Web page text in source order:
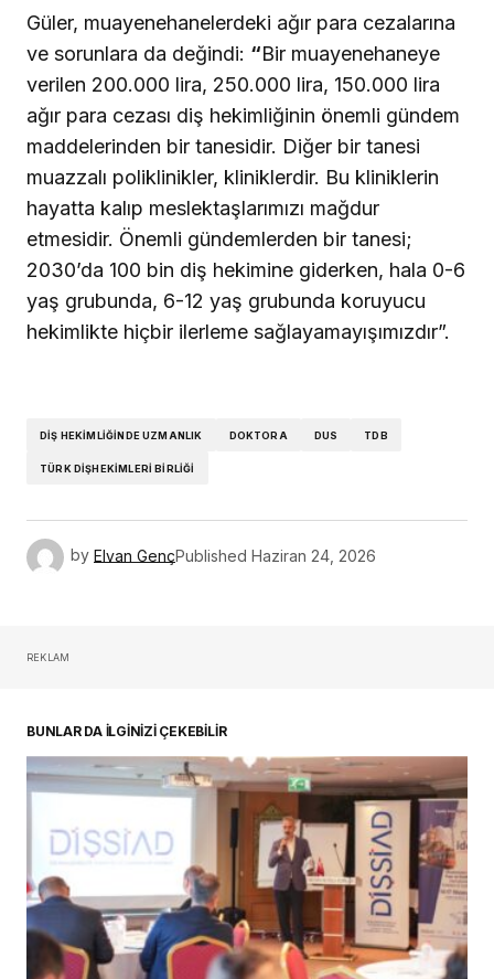
Güler, muayenehanelerdeki ağır para cezalarına
ve sorunlara da değindi: “Bir muayenehaneye
verilen 200.000 lira, 250.000 lira, 150.000 lira
ağır para cezası diş hekimliğinin önemli gündem
maddelerinden bir tanesidir. Diğer bir tanesi
muazzalı poliklinikler, kliniklerdir. Bu kliniklerin
hayatta kalıp meslektaşlarımızı mağdur
etmesidir. Önemli gündemlerden bir tanesi;
2030’da 100 bin diş hekimine giderken, hala 0-6
yaş grubunda, 6-12 yaş grubunda koruyucu
hekimlikte hiçbir ilerleme sağlayamayışımızdır”.
DIŞ HEKIMLIĞINDE UZMANLIK DOKTORA DUS TDB
TÜRK DIŞHEKIMLERI BIRLIĞI
by Elvan GençPublished Haziran 24, 2026
REKLAM
BUNLAR DA İLGİNİZİ ÇEKEBİLİR